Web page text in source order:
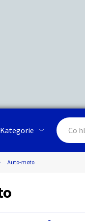
Kategorie
Stroje a
Auto-moto
Kč
do
Lokalita: